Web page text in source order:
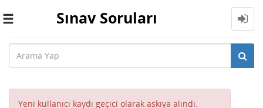
Toggle
Sınav Soruları
Yeni kullanıcı kaydı geçici olarak askıya alındı.